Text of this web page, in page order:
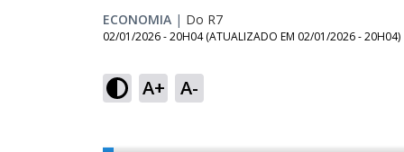
ECONOMIA | Do R7
02/01/2026 - 20H04 (ATUALIZADO EM 02/01/2026 - 20H04)
A+ A-